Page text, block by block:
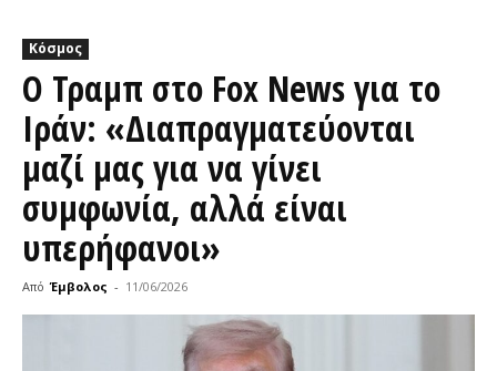
Κόσμος
Ο Τραμπ στο Fox News για το
Ιράν: «Διαπραγματεύονται
μαζί μας για να γίνει
συμφωνία, αλλά είναι
υπερήφανοι»
Από Έμβολος - 11/06/2026